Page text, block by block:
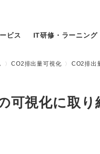
ビス IT研修・ラーニング
CO2排出量可視化 CO2排出
可視化に取